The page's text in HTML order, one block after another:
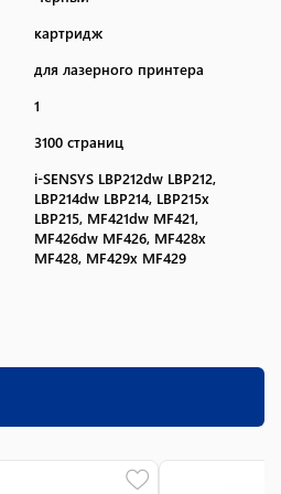
картридж
для лазерного принтера
1
3100 страниц
i-SENSYS LBP212dw LBP212,
LBP214dw LBP214, LBP215x
LBP215, MF421dw MF421,
MF426dw MF426, MF428x
MF428, MF429x MF429